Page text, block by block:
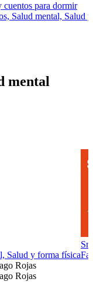
cuentos para dormir
Salud mental, Salud
mental
Salud y forma física
Rojas
Rojas